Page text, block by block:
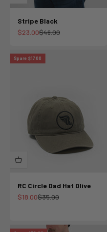
Stripe Black
Angebot
$23.00Regulärer Preis
$46.00
Spare $17.00
RC Circle Dad Hat Olive
Angebot
$18.00Regulärer Preis
$35.00